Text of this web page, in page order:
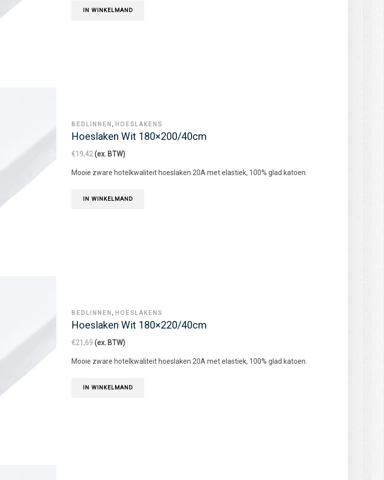
IN WINKELMAND
BEDLINNEN , HOESLAKENS
Hoeslaken Wit 180×200/40cm
€19,42(ex. BTW)
Mooie zware hotelkwaliteit hoeslaken 20A met elastiek, 100% glad katoen.
IN WINKELMAND
BEDLINNEN , HOESLAKENS
Hoeslaken Wit 180×220/40cm
€21,69(ex. BTW)
Mooie zware hotelkwaliteit hoeslaken 20A met elastiek, 100% glad katoen.
IN WINKELMAND